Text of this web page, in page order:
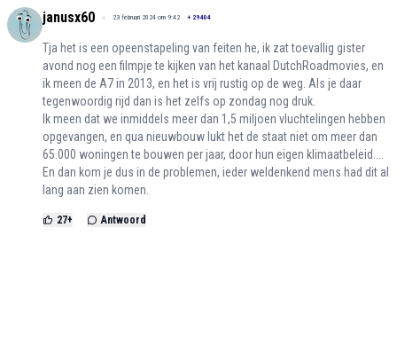
janusx60 23 februari 2024 om 9:42 + 29404
Tja het is een opeenstapeling van feiten he, ik zat toevallig gister
avond nog een filmpje te kijken van het kanaal DutchRoadmovies, en
ik meen de A7 in 2013, en het is vrij rustig op de weg. Als je daar
tegenwoordig rijd dan is het zelfs op zondag nog druk.
Ik meen dat we inmiddels meer dan 1,5 miljoen vluchtelingen hebben
opgevangen, en qua nieuwbouw lukt het de staat niet om meer dan
65.000 woningen te bouwen per jaar, door hun eigen klimaatbeleid....
En dan kom je dus in de problemen, ieder weldenkend mens had dit al
lang aan zien komen.
27+ Antwoord